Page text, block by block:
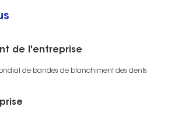
de l'entreprise
de bandes de blanchiment des dents